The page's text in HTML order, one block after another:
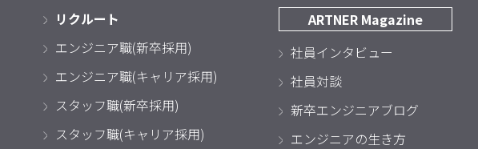
リクルート
エンジニア職(新卒採用)
エンジニア職(キャリア採用)
スタッフ職(新卒採用)
スタッフ職(キャリア採用)
ARTNER Magazine
社員インタビュー
社員対談
新卒エンジニアブログ
エンジニアの生き方